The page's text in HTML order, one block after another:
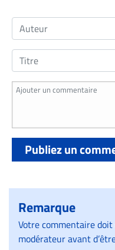
Publiez un
Remarque
Votre commentaire
modérateur avant